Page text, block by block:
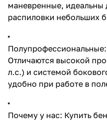
маневренные, идеальны
распиловки небольших
Полупрофессиональные:
Отличаются высокой
л.с.) и системой
удобно при работе в
Почему у нас: Купить